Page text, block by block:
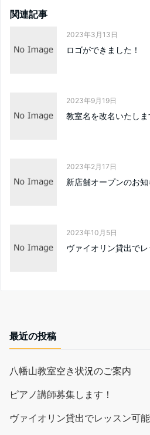
関連記事
2023年3月13日
ロゴができました！
2023年9月19日
教室名を改名いたしま
2023年2月17日
新店舗オープンのお
2023年10月5日
ヴァイオリン貸出でレ
最近の投稿
八幡山教室空き状況のご案内
ピアノ講師募集します！
ヴァイオリン貸出でレッスン可能